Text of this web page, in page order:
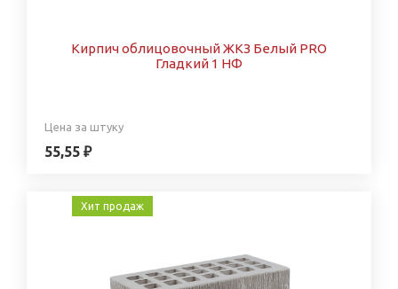
Кирпич облицовочный ЖКЗ Белый PRO
Гладкий 1 НФ
Цена за штуку
55,55 ₽
Хит продаж